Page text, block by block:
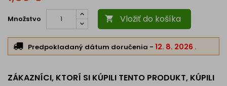
Množstvo  Vložiť do košíka
Predpokladaný dátum doručenia - 12. 8. 2026 .
ZÁKAZNÍCI, KTORÍ SI KÚPILI TENTO PRODUKT, KÚPILI